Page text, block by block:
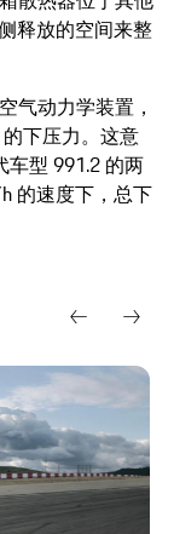
释放的空间来整
气动力学装置，
下压力。这意
车型 991.2 的两
的速度下，总下